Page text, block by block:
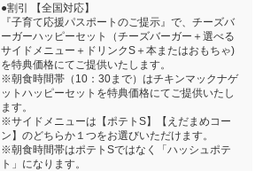
●割引 【全国対応】
『子育て応援パスポートのご提示』で、チーズバ
ーガーハッピーセット（チーズバーガー＋選べる
サイドメニュー＋ドリンクS＋本またはおもちゃ)
を特典価格にてご提供いたします。
※朝食時間帯（10：30まで）はチキンマックナゲ
ットハッピーセットを特典価格にてご提供いたし
ます。
※サイドメニューは【ポテトS】【えだまめコー
ン】のどちらか１つをお選びいただけます。
※朝食時間帯はポテトSではなく「ハッシュポテ
ト」になります。